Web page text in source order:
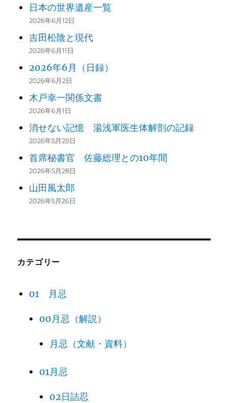
日本の世界遺産一覧
2026年6月12日
吉田松陰と現代
2026年6月11日
2026年6月（日録）
2026年6月2日
木戸幸一関係文書
2026年6月1日
消せない記憶 湯浅軍医生体解剖の記録
2026年5月29日
首席秘書官 佐藤総理との10年間
2026年5月28日
山田風太郎
2026年5月26日
カテゴリー
01 月忌
00月忌（解説）
月忌（文献・資料）
01月忌
02日詰忍